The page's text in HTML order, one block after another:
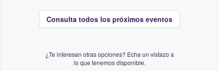
Consulta todos los próximos eventos
¿Te interesan otras opciones? Echa un vistazo a
lo que tenemos disponible.